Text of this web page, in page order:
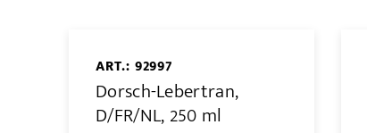
ART.: 92997
Dorsch-Lebertran,
D/FR/NL, 250 ml